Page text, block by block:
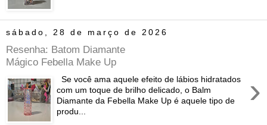
sábado, 28 de março de 2026
Resenha: Batom Diamante
Mágico Febella Make Up
›
Se você ama aquele efeito de lábios hidratados
com um toque de brilho delicado, o Balm
Diamante da Febella Make Up é aquele tipo de
produ...